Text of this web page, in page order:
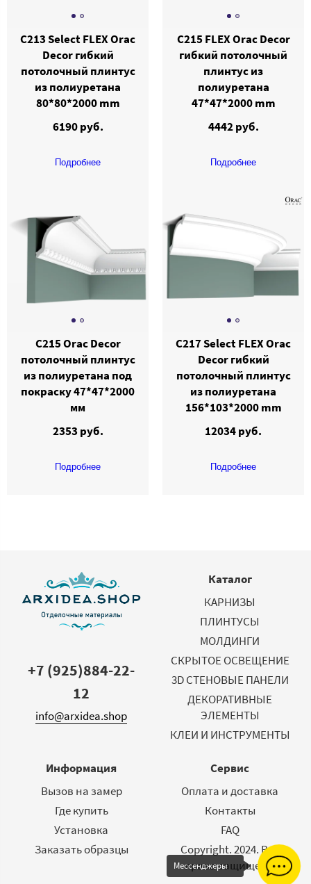
Мессенджеры
C213 Select FLEX Orac
Decor гибкий
потолочный плинтус
из полиуретана
80*80*2000 mm
6190 руб.
Подробнее
C215 FLEX Orac Decor
гибкий потолочный
плинтус из
полиуретана
47*47*2000 mm
4442 руб.
Подробнее
C215 Orac Decor
потолочный плинтус
из полиуретана под
покраску 47*47*2000
мм
2353 руб.
Подробнее
C217 Select FLEX Orac
Decor гибкий
потолочный плинтус
из полиуретана
156*103*2000 mm
12034 руб.
Подробнее
+7 (925)884-22-
12
info@arxidea.shop
Каталог
КАРНИЗЫ
ПЛИНТУСЫ
МОЛДИНГИ
СКРЫТОЕ ОСВЕЩЕНИЕ
3D СТЕНОВЫЕ ПАНЕЛИ
ДЕКОРАТИВНЫЕ
ЭЛЕМЕНТЫ
КЛЕИ И ИНСТРУМЕНТЫ
Информация
Вызов на замер
Где купить
Установка
Заказать образцы
Сервис
Оплата и доставка
Контакты
FAQ
Copyright. 2024. Все
права защищены